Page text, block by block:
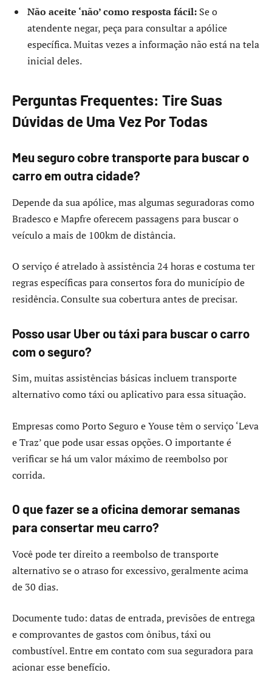
Não aceite ‘não’ como resposta fácil: Se o
atendente negar, peça para consultar a apólice
específica. Muitas vezes a informação não está na tela
inicial deles.
Perguntas Frequentes: Tire Suas
Dúvidas de Uma Vez Por Todas
Meu seguro cobre transporte para buscar o
carro em outra cidade?
Depende da sua apólice, mas algumas seguradoras como
Bradesco e Mapfre oferecem passagens para buscar o
veículo a mais de 100km de distância.
O serviço é atrelado à assistência 24 horas e costuma ter
regras específicas para consertos fora do município de
residência. Consulte sua cobertura antes de precisar.
Posso usar Uber ou táxi para buscar o carro
com o seguro?
Sim, muitas assistências básicas incluem transporte
alternativo como táxi ou aplicativo para essa situação.
Empresas como Porto Seguro e Youse têm o serviço ‘Leva
e Traz’ que pode usar essas opções. O importante é
verificar se há um valor máximo de reembolso por
corrida.
O que fazer se a oficina demorar semanas
para consertar meu carro?
Você pode ter direito a reembolso de transporte
alternativo se o atraso for excessivo, geralmente acima
de 30 dias.
Documente tudo: datas de entrada, previsões de entrega
e comprovantes de gastos com ônibus, táxi ou
combustível. Entre em contato com sua seguradora para
acionar esse benefício.